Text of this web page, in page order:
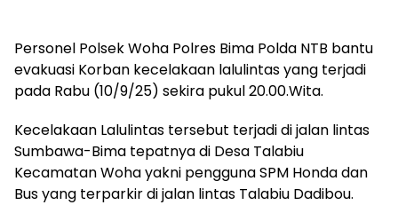
Personel Polsek Woha Polres Bima Polda NTB bantu
evakuasi Korban kecelakaan lalulintas yang terjadi
pada Rabu (10/9/25) sekira pukul 20.00.Wita.
Kecelakaan Lalulintas tersebut terjadi di jalan lintas
Sumbawa-Bima tepatnya di Desa Talabiu
Kecamatan Woha yakni pengguna SPM Honda dan
Bus yang terparkir di jalan lintas Talabiu Dadibou.